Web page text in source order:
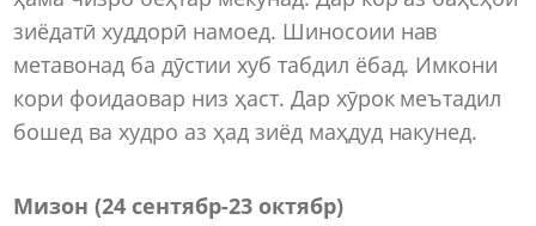
зиёдатӣ худдорӣ намоед. Шиносоии нав
метавонад ба дӯстии хуб табдил ёбад. Имкони
кори фоидаовар низ ҳаст. Дар хӯрок мeътадил
бошед ва худро аз ҳад зиёд маҳдуд накунед.
Мизон (24 сентябр-23 октябр)